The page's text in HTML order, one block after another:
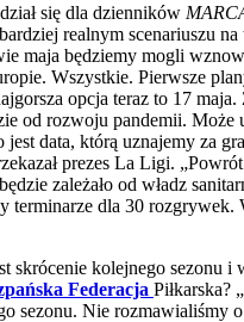
się dla dzienników
realnym scenariuszu na
maja będziemy mogli
Wszystkie. Pierwsze
opcja teraz to 17 maja.
od rozwoju pandemii. Może
jest data, którą uznajemy za
prezes La Ligi.
zależało od władz
terminarze dla 30 rozgrywek.
skrócenie kolejnego sezonu i
Federacja Piłkarska?
sezonu. Nie rozmawialiśmy